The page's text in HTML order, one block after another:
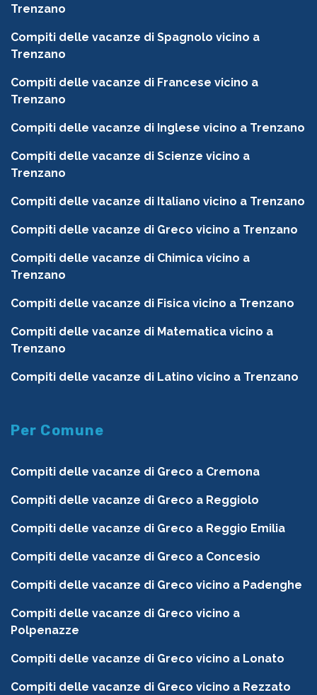
Trenzano
Compiti delle vacanze di Spagnolo vicino a
Trenzano
Compiti delle vacanze di Francese vicino a
Trenzano
Compiti delle vacanze di Inglese vicino a Trenzano
Compiti delle vacanze di Scienze vicino a
Trenzano
Compiti delle vacanze di Italiano vicino a Trenzano
Compiti delle vacanze di Greco vicino a Trenzano
Compiti delle vacanze di Chimica vicino a
Trenzano
Compiti delle vacanze di Fisica vicino a Trenzano
Compiti delle vacanze di Matematica vicino a
Trenzano
Compiti delle vacanze di Latino vicino a Trenzano
Per Comune
Compiti delle vacanze di Greco a Cremona
Compiti delle vacanze di Greco a Reggiolo
Compiti delle vacanze di Greco a Reggio Emilia
Compiti delle vacanze di Greco a Concesio
Compiti delle vacanze di Greco vicino a Padenghe
Compiti delle vacanze di Greco vicino a
Polpenazze
Compiti delle vacanze di Greco vicino a Lonato
Compiti delle vacanze di Greco vicino a Rezzato